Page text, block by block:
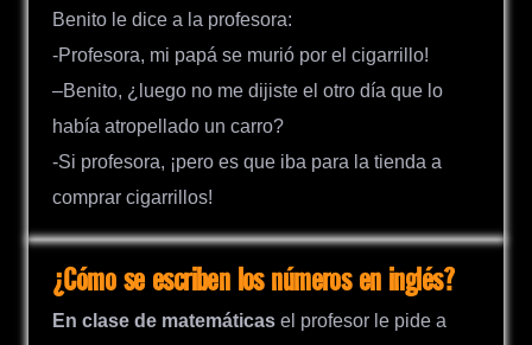
Benito le dice a la profesora:
-Profesora, mi papá se murió por el cigarrillo!
–Benito, ¿luego no me dijiste el otro día que lo
había atropellado un carro?
-Si profesora, ¡pero es que iba para la tienda a
comprar cigarrillos!
¿Cómo se escriben los números en inglés?
En clase de matemáticas el profesor le pide a